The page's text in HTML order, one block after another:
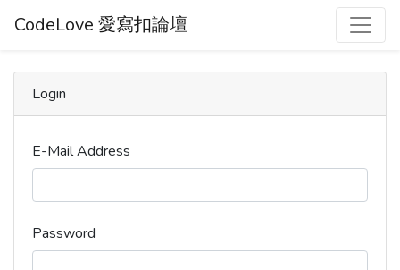
CodeLove 愛寫扣論壇
Login
E-Mail Address
Password